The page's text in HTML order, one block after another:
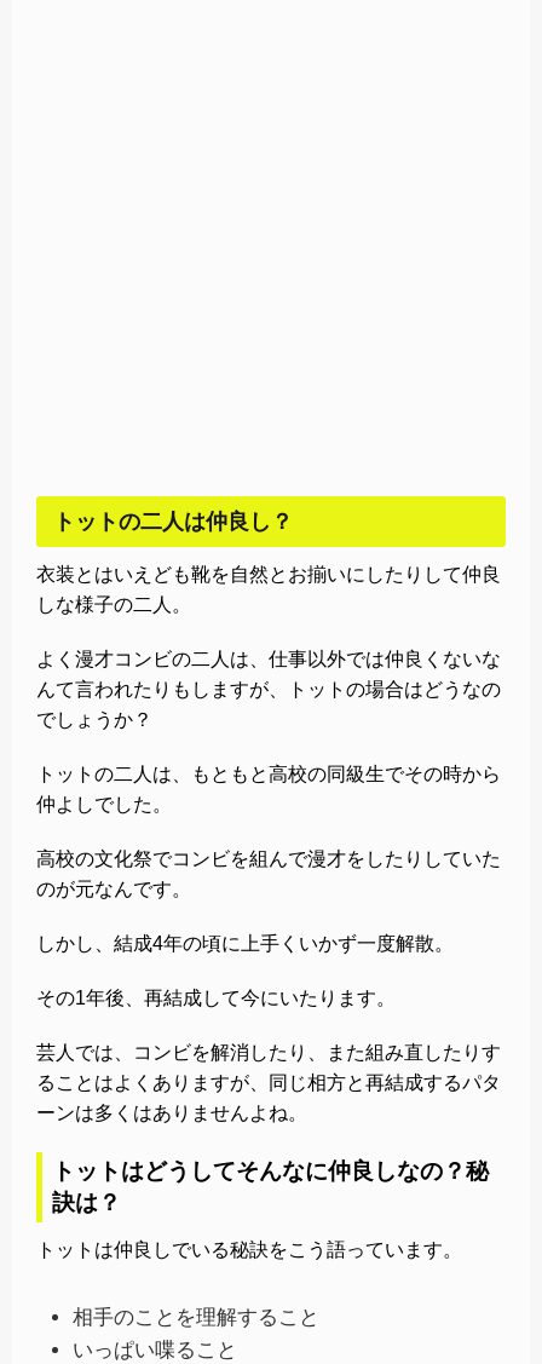
トットの二人は仲良し？
衣装とはいえども靴を自然とお揃いにしたりして仲良
しな様子の二人。
よく漫才コンビの二人は、仕事以外では仲良くないな
んて言われたりもしますが、トットの場合はどうなの
でしょうか？
トットの二人は、もともと高校の同級生でその時から
仲よしでした。
高校の文化祭でコンビを組んで漫才をしたりしていた
のが元なんです。
しかし、結成4年の頃に上手くいかず一度解散。
その1年後、再結成して今にいたります。
芸人では、コンビを解消したり、また組み直したりす
ることはよくありますが、同じ相方と再結成するパタ
ーンは多くはありませんよね。
トットはどうしてそんなに仲良しなの？秘
訣は？
トットは仲良しでいる秘訣をこう語っています。
相手のことを理解すること
いっぱい喋ること